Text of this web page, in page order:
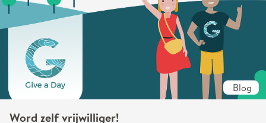
Blog
Word zelf vrijwilliger!